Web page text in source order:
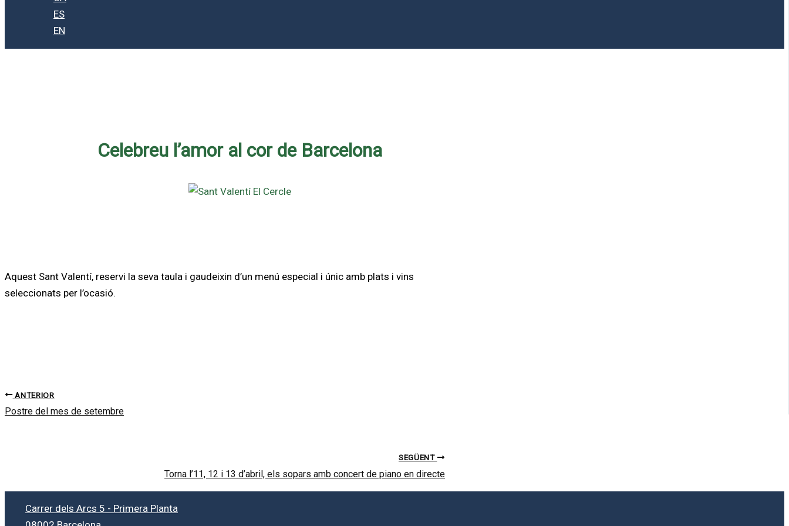
ES
EN
Celebreu l’amor al cor de Barcelona
​Aquest Sant Valentí, reservi la seva taula i gaudeixin d’un menú especial i únic amb plats i vins
seleccionats per l’ocasió.
ANTERIOR
Postre del mes de setembre
SEGÜENT
Torna l’11, 12 i 13 d’abril, els sopars amb concert de piano en directe
Carrer dels Arcs 5 - Primera Planta